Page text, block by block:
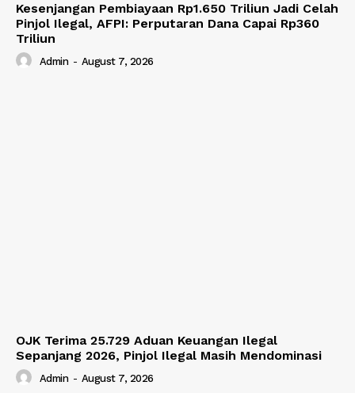
Kesenjangan Pembiayaan Rp1.650 Triliun Jadi Celah
Pinjol Ilegal, AFPI: Perputaran Dana Capai Rp360
Triliun
Admin - August 7, 2026
OJK Terima 25.729 Aduan Keuangan Ilegal
Sepanjang 2026, Pinjol Ilegal Masih Mendominasi
Admin - August 7, 2026